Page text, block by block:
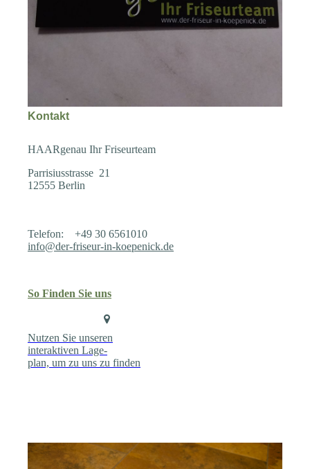
Kontakt
HAARgenau Ihr Friseurteam
Parrisiusstrasse 21
12555 Berlin
Telefon: +49 30 6561010
info@der-friseur-in-koepenick.de
So Finden Sie uns
Nutzen Sie unseren
interaktiven Lage-
plan, um zu uns zu finden